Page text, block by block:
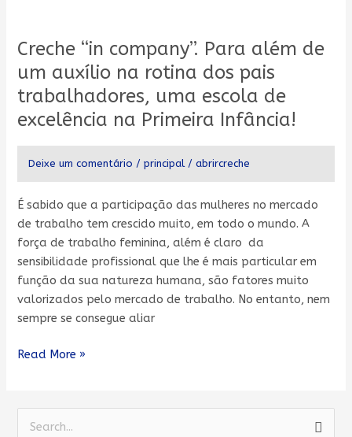
Creche “in company”. Para além de
um auxílio na rotina dos pais
trabalhadores, uma escola de
excelência na Primeira Infância!
Deixe um comentário /principal /abrircreche
É sabido que a participação das mulheres no mercado
de trabalho tem crescido muito, em todo o mundo. A
força de trabalho feminina, além é claro da
sensibilidade profissional que lhe é mais particular em
função da sua natureza humana, são fatores muito
valorizados pelo mercado de trabalho. No entanto, nem
sempre se consegue aliar
company”.
Para
de
um
na
rotina
dos
pais
trabalhadores,
uma
escola
Primeira
Read More »